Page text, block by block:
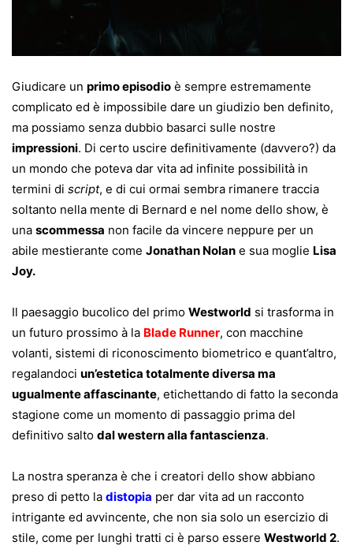
Giudicare un primo episodio è sempre estremamente
complicato ed è impossibile dare un giudizio ben definito,
ma possiamo senza dubbio basarci sulle nostre
impressioni. Di certo uscire definitivamente (davvero?) da
un mondo che poteva dar vita ad infinite possibilità in
termini di script, e di cui ormai sembra rimanere traccia
soltanto nella mente di Bernard e nel nome dello show, è
una scommessa non facile da vincere neppure per un
abile mestierante come Jonathan Nolan e sua moglie Lisa
Joy.
Il paesaggio bucolico del primo Westworld si trasforma in
un futuro prossimo à la Blade Runner, con macchine
volanti, sistemi di riconoscimento biometrico e quant’altro,
regalandoci un’estetica totalmente diversa ma
ugualmente affascinante, etichettando di fatto la seconda
stagione come un momento di passaggio prima del
definitivo salto dal western alla fantascienza.
La nostra speranza è che i creatori dello show abbiano
preso di petto la distopia per dar vita ad un racconto
intrigante ed avvincente, che non sia solo un esercizio di
stile, come per lunghi tratti ci è parso essere Westworld 2.